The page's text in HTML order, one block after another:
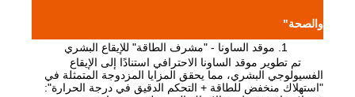
والصحة"
1. موقد الساونا - "مشرف الطاقة" للإيقاع البشري
تم تطوير موقد الساونا الاحترافي استنادًا إلى الإيقاع
الفسيولوجي البشري، مما يحقق المزايا المزدوجة المتمثلة في
"استهلاك منخفض للطاقة + التحكم الدقيق في درجة الحرارة":